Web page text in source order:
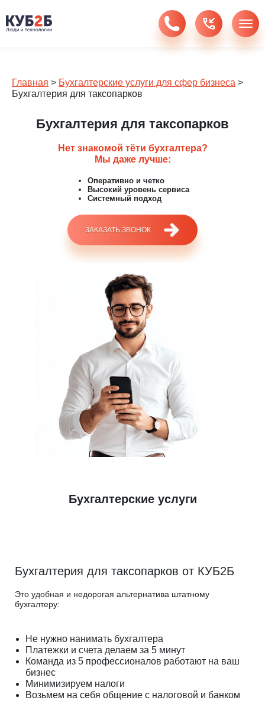
Главная > Бухгалтерские услуги для сфер бизнеса >
Бухгалтерия для таксопарков
Бухгалтерия для таксопарков
Нет знакомой тёти бухгалтера?
Мы даже лучше:
Оперативно и четко
Высокий уровень сервиса
Системный подход
ЗАКАЗАТЬ ЗВОНОК
Бухгалтерские услуги
Бухгалтерия для таксопарков от КУБ2Б
Это удобная и недорогая альтернатива штатному
бухгалтеру:
Не нужно нанимать бухгалтера
Платежки и счета делаем за 5 минут
Команда из 5 профессионалов работают на ваш
бизнес
Минимизируем налоги
Возьмем на себя общение с налоговой и банком